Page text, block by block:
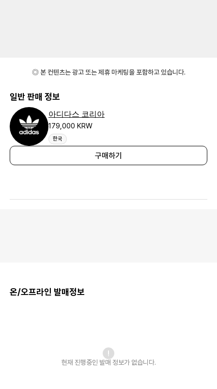
◎ 본 컨텐츠는 광고 또는 제휴 마케팅을 포함하고 있습니다.
일반 판매 정보
아디다스 코리아
179,000 KRW
한국
구매하기
온/오프라인 발매정보
현재 진행중인 발매 정보가 없습니다.